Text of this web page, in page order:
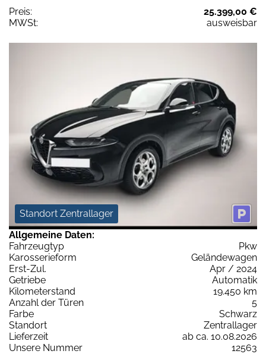
Preis:
25.399,00 €
MWSt:
ausweisbar
Standort Zentrallager
Allgemeine Daten:
Fahrzeugtyp
Pkw
Karosserieform
Geländewagen
Erst-Zul.
Apr / 2024
Getriebe
Automatik
Kilometerstand
19.450 km
Anzahl der Türen
5
Farbe
Schwarz
Standort
Zentrallager
Lieferzeit
ab ca. 10.08.2026
Unsere Nummer
12563